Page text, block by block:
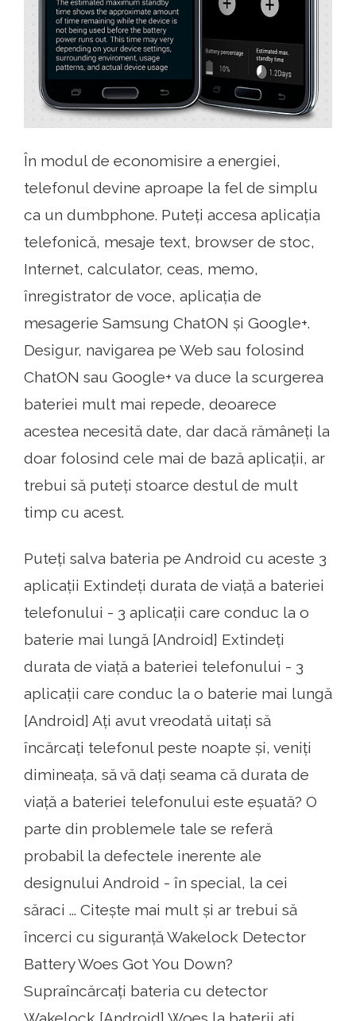
În modul de economisire a energiei,
telefonul devine aproape la fel de simplu
ca un dumbphone. Puteți accesa aplicația
telefonică, mesaje text, browser de stoc,
Internet, calculator, ceas, memo,
înregistrator de voce, aplicația de
mesagerie Samsung ChatON și Google+.
Desigur, navigarea pe Web sau folosind
ChatON sau Google+ va duce la scurgerea
bateriei mult mai repede, deoarece
acestea necesită date, dar dacă rămâneți la
doar folosind cele mai de bază aplicații, ar
trebui să puteți stoarce destul de mult
timp cu acest.
Puteți salva bateria pe Android cu aceste 3
aplicații Extindeți durata de viață a bateriei
telefonului - 3 aplicații care conduc la o
baterie mai lungă [Android] Extindeți
durata de viață a bateriei telefonului - 3
aplicații care conduc la o baterie mai lungă
[Android] Ați avut vreodată uitați să
încărcați telefonul peste noapte și, veniți
dimineața, să vă dați seama că durata de
viață a bateriei telefonului este eșuată? O
parte din problemele tale se referă
probabil la defectele inerente ale
designului Android - în special, la cei
săraci ... Citește mai mult și ar trebui să
încerci cu siguranță Wakelock Detector
Battery Woes Got You Down?
Supraîncărcați bateria cu detector
Wakelock [Android] Woes la baterii ați